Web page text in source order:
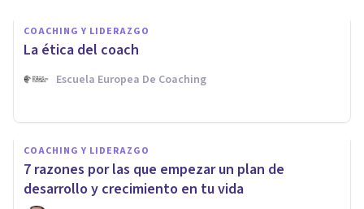
COACHING Y LIDERAZGO
La ética del coach
Escuela Europea De Coaching
COACHING Y LIDERAZGO
7 razones por las que empezar un plan de
desarrollo y crecimiento en tu vida